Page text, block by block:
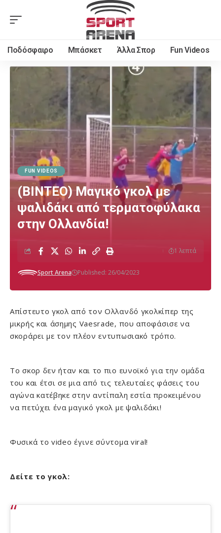
Ποδόσφαιρο Μπάσκετ Άλλα Σπορ Fun Videos
FUN VIDEOS
(ΒΙΝΤΕΟ) Μαγικό γκολ με
ψαλιδάκι από τερματοφύλακα
στην Ολλανδία!
Sport Arena Published: 26/04/2023
1 λεπτά
Απίστευτο γκολ από τον Ολλανδό γκολκίπερ της
μικρής και άσημης Vaesrade, που αποφάσισε να
σκοράρει με τον πλέον εντυπωσιακό τρόπο.
Το σκορ δεν ήταν και το πιο ευνοϊκό για την ομάδα
του και έτσι σε μια από τις τελευταίες φάσεις του
αγώνα κατέβηκε στην αντίπαλη εστία προκειμένου
να πετύχει ένα μαγικό γκολ με ψαλιδάκι!
Φυσικά το video έγινε σύντομα viral!
Δείτε το γκολ: